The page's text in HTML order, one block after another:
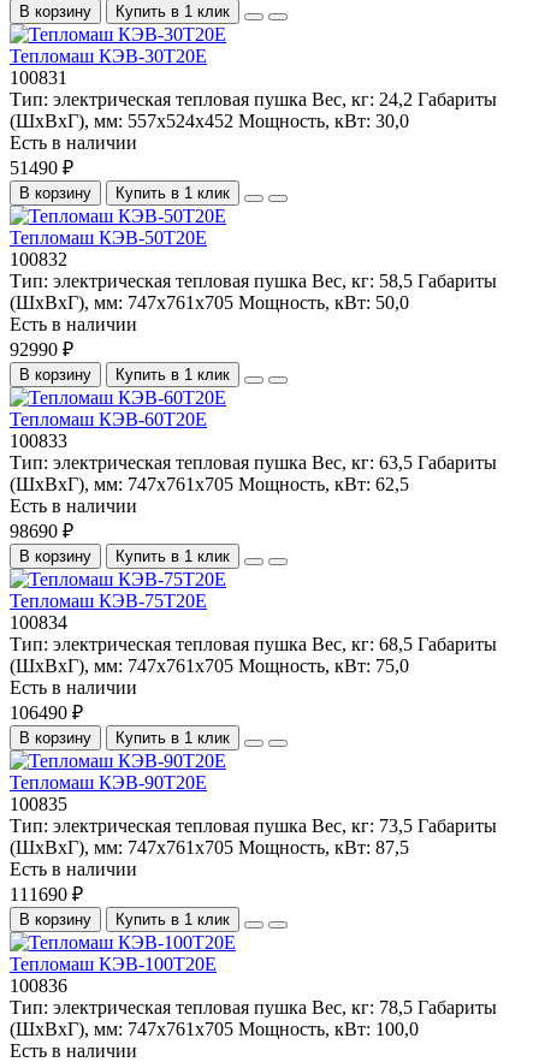
В корзину Купить в 1 клик
Тепломаш КЭВ-30Т20Е
100831
Тип: электрическая тепловая пушка Вес, кг: 24,2 Габариты
(ШхВхГ), мм: 557x524x452 Мощность, кВт: 30,0
Есть в наличии
51490 ₽
В корзину Купить в 1 клик
Тепломаш КЭВ-50Т20Е
100832
Тип: электрическая тепловая пушка Вес, кг: 58,5 Габариты
(ШхВхГ), мм: 747x761x705 Мощность, кВт: 50,0
Есть в наличии
92990 ₽
В корзину Купить в 1 клик
Тепломаш КЭВ-60Т20Е
100833
Тип: электрическая тепловая пушка Вес, кг: 63,5 Габариты
(ШхВхГ), мм: 747x761x705 Мощность, кВт: 62,5
Есть в наличии
98690 ₽
В корзину Купить в 1 клик
Тепломаш КЭВ-75Т20Е
100834
Тип: электрическая тепловая пушка Вес, кг: 68,5 Габариты
(ШхВхГ), мм: 747x761x705 Мощность, кВт: 75,0
Есть в наличии
106490 ₽
В корзину Купить в 1 клик
Тепломаш КЭВ-90Т20Е
100835
Тип: электрическая тепловая пушка Вес, кг: 73,5 Габариты
(ШхВхГ), мм: 747x761x705 Мощность, кВт: 87,5
Есть в наличии
111690 ₽
В корзину Купить в 1 клик
Тепломаш КЭВ-100Т20Е
100836
Тип: электрическая тепловая пушка Вес, кг: 78,5 Габариты
(ШхВхГ), мм: 747x761x705 Мощность, кВт: 100,0
Есть в наличии